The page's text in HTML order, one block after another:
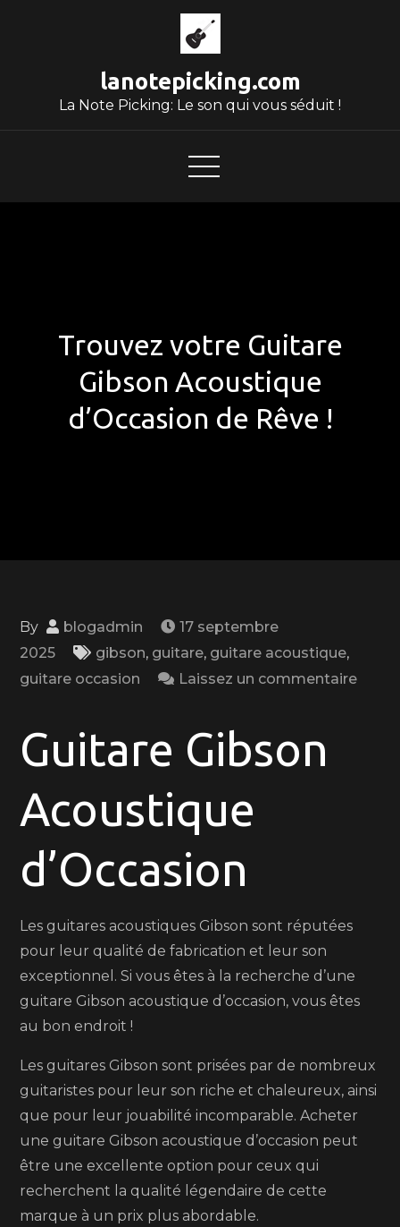
lanotepicking.com
La Note Picking: Le son qui vous séduit !
Trouvez votre Guitare
Gibson Acoustique
d’Occasion de Rêve !
By blogadmin
17 septembre
2025
gibson, guitare, guitare acoustique,
guitare occasion
Laissez un commentaireon
Guitare Gibson
Acoustique
d’Occasion
Les guitares acoustiques Gibson sont réputées
pour leur qualité de fabrication et leur son
exceptionnel. Si vous êtes à la recherche d’une
guitare Gibson acoustique d’occasion, vous êtes
au bon endroit !
Les guitares Gibson sont prisées par de nombreux
guitaristes pour leur son riche et chaleureux, ainsi
que pour leur jouabilité incomparable. Acheter
une guitare Gibson acoustique d’occasion peut
être une excellente option pour ceux qui
recherchent la qualité légendaire de cette
marque à un prix plus abordable.